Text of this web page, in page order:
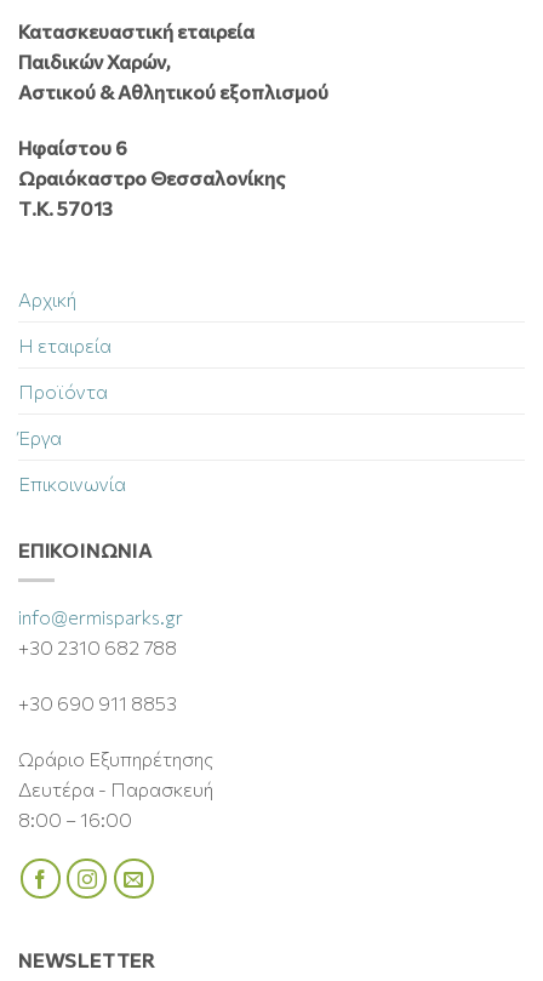
Κατασκευαστική εταιρεία
Παιδικών Χαρών,
Αστικού & Αθλητικού εξοπλισμού
Ηφαίστου 6
Ωραιόκαστρο Θεσσαλονίκης
Τ.Κ. 57013
Αρχική
Η εταιρεία
Προϊόντα
Έργα
Επικοινωνία
ΕΠΙΚΟΙΝΩΝΊΑ
info@ermisparks.gr
+30 2310 682 788
+30 690 911 8853
Ωράριο Εξυπηρέτησης
Δευτέρα - Παρασκευή
8:00 – 16:00
NEWSLETTER